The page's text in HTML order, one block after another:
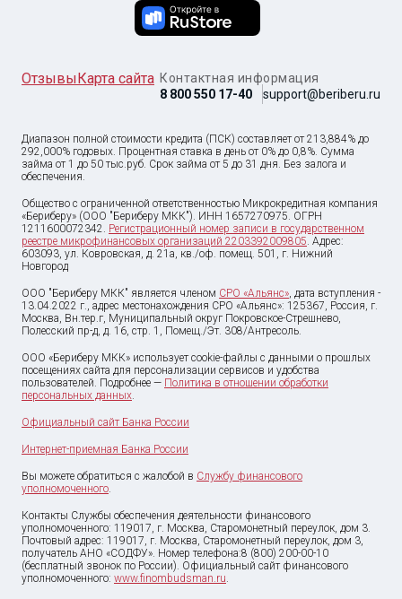
Информация о страховщике АО Д2
Правила комбинированного страхования от несчастных
Программа добровольного коллективного страхования карт 4.2
Программа добровольного коллективного страхования от
несчастного случая № К-3.3
Программа коллективного страхования «Моя работа»
КИД условий договора коллективного страхования Моя работа
Д2
КИД условий договора коллективного страхования от
несчастного случая № К-3.3 Д2
КИД условий договора коллективного страхования от
КИД условий договора коллективного страхования рисков,
связанных с использованием пластиковых карт № 4.2 Д2.
возврата потребительского займа
Информация об условиях предоставления, использования и
возврата микрозайма ООО «Бериберу МКК»
ОтзывыКарта сайта Контактная информация
8 800 550 17-40
support@beriberu.ru
Диапазон полной стоимости кредита (ПСК) составляет от 213,884% до
292,000% годовых. Процентная ставка в день от 0% до 0,8%. Сумма
займа от1 до 50 тыс.руб. Срок займа от 5 до 31 дня. Без залога и
обеспечения.
Общество с ограниченной ответственностью Микрокредитная компания
«Бериберу» (ООО "Бериберу МКК"). ИНН 1657270975. ОГРН
1211600072342. Регистрационный номер записи в государственном
реестре микрофинансовых организаций 2203392009805. Адрес:
603093, ул. Ковровская, д. 21а, кв./оф. помещ. 501, г. Нижний
Новгород
ООО "Бериберу МКК" является членом СРО «Альянс», дата вступления -
13.04.2022 г., адрес местонахождения СРО «Альянс»: 125367, Россия, г.
Москва, Вн.тер.г, Муниципальный округ Покровское-Стрешнево,
Полесский пр-д, д. 16, стр. 1, Помещ./Эт. 308/Антресоль.
ООО «Бериберу МКК» использует cookie-файлы с данными о прошлых
посещениях сайта для персонализации сервисов и удобства
пользователей. Подробнее — Политика в отношении обработки
персональных данных.
Официальный сайт Банка России
Интернет-приемная Банка России
Вы можете обратиться с жалобой в Службу финансового
уполномоченного.
Контакты Службы обеспечения деятельности финансового
уполномоченного: 119017, г. Москва, Старомонетный переулок, дом 3.
Почтовый адрес: 119017, г. Москва, Старомонетный переулок, дом 3,
получатель АНО «СОДФУ». Номер телефона:8 (800) 200-00-10
(бесплатный звонок по России). Официальный сайт финансового
уполномоченного: www.finombudsman.ru.